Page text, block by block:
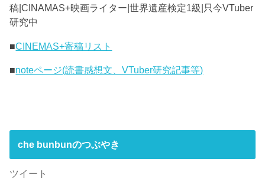
稿|CINAMAS+映画ライター|世界遺産検定1級|只今VTuber
研究中
■CINEMAS+寄稿リスト
■noteページ(読書感想文、VTuber研究記事等)
che bunbunのつぶやき
ツイート